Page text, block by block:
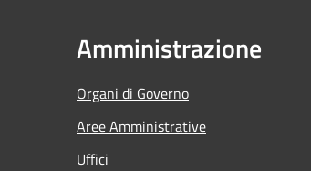
Amministrazione
Organi di Governo
Aree Amministrative
Uffici